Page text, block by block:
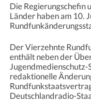
Die Regierungschefin
Länder haben am 10.
Der Vierzehnte
enthält neben der
redaktionelle
Deutschlandradio-